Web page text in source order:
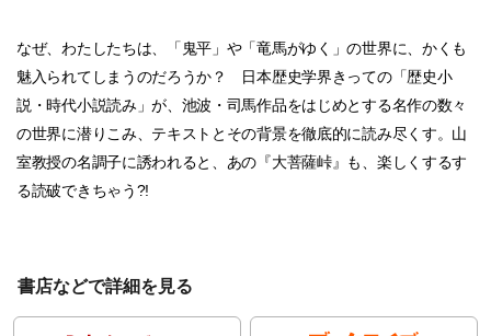
なぜ、わたしたちは、「鬼平」や「竜馬がゆく」の世界に、かくも
魅入られてしまうのだろうか？ 日本歴史学界きっての「歴史小
説・時代小説読み」が、池波・司馬作品をはじめとする名作の数々
の世界に潜りこみ、テキストとその背景を徹底的に読み尽くす。山
室教授の名調子に誘われると、あの『大菩薩峠』も、楽しくするす
る読破できちゃう?!
書店などで詳細を見る